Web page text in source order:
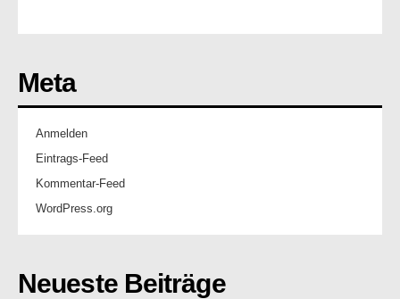
Meta
Anmelden
Eintrags-Feed
Kommentar-Feed
WordPress.org
Neueste Beiträge